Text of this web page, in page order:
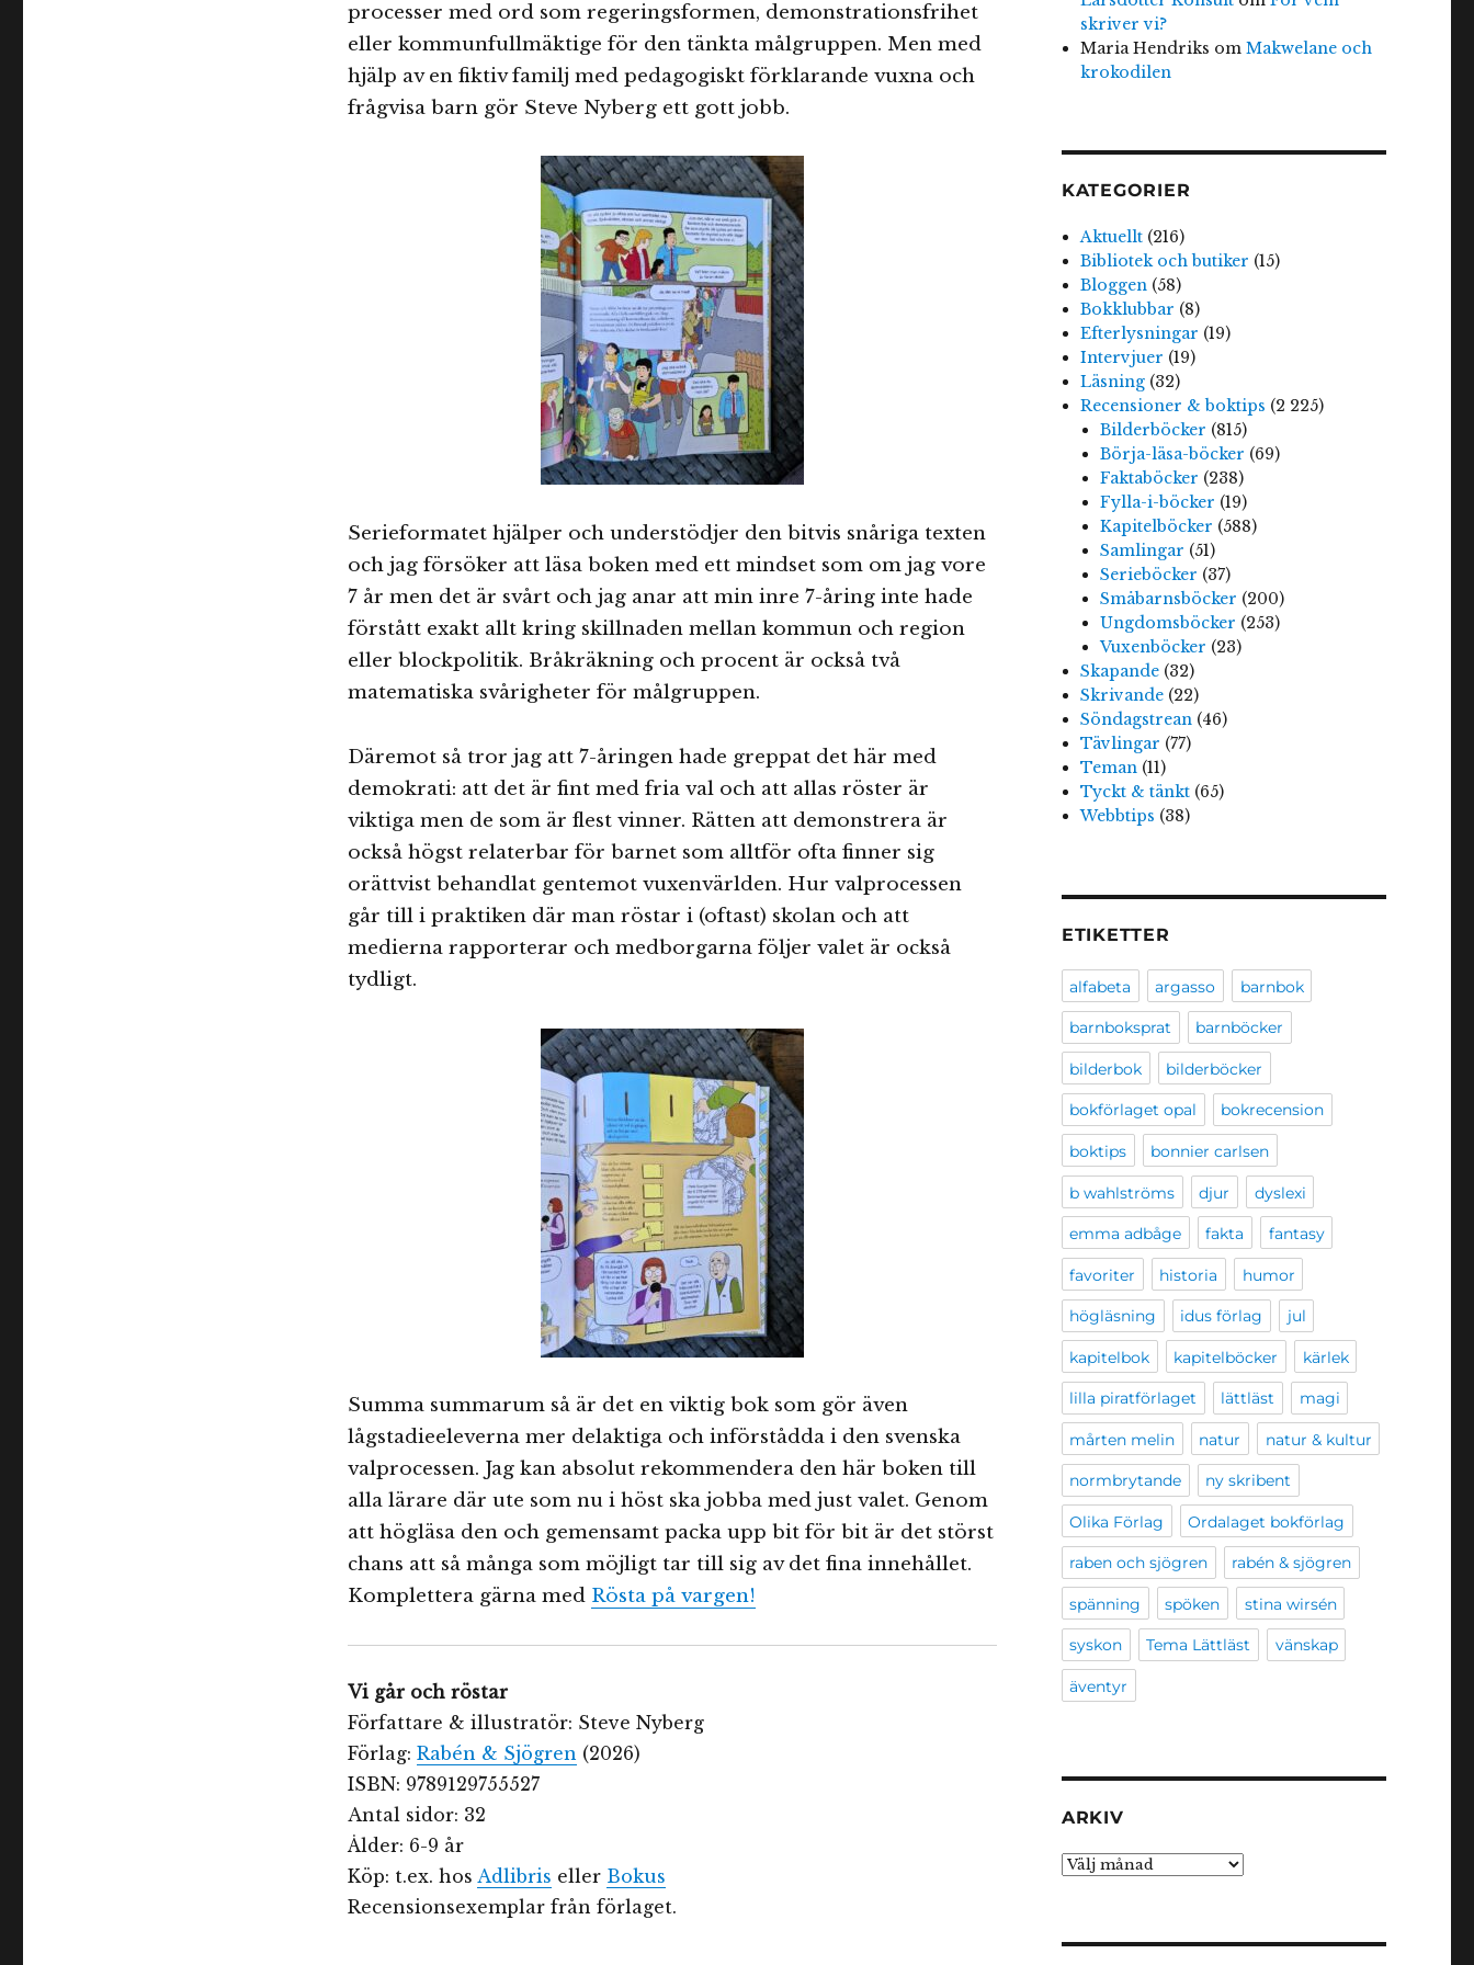
processer med ord som regeringsformen, demonstrationsfrihet
eller kommunfullmäktige för den tänkta målgruppen. Men med
hjälp av en fiktiv familj med pedagogiskt förklarande vuxna och
frågvisa barn gör Steve Nyberg ett gott jobb.
Serieformatet hjälper och understödjer den bitvis snåriga texten
och jag försöker att läsa boken med ett mindset som om jag vore
7 år men det är svårt och jag anar att min inre 7-åring inte hade
förstått exakt allt kring skillnaden mellan kommun och region
eller blockpolitik. Bråkräkning och procent är också två
matematiska svårigheter för målgruppen.
Däremot så tror jag att 7-åringen hade greppat det här med
demokrati: att det är fint med fria val och att allas röster är
viktiga men de som är flest vinner. Rätten att demonstrera är
också högst relaterbar för barnet som alltför ofta finner sig
orättvist behandlat gentemot vuxenvärlden. Hur valprocessen
går till i praktiken där man röstar i (oftast) skolan och att
medierna rapporterar och medborgarna följer valet är också
tydligt.
Summa summarum så är det en viktig bok som gör även
lågstadieeleverna mer delaktiga och införstådda i den svenska
valprocessen. Jag kan absolut rekommendera den här boken till
alla lärare där ute som nu i höst ska jobba med just valet. Genom
att högläsa den och gemensamt packa upp bit för bit är det störst
chans att så många som möjligt tar till sig av det fina innehållet.
Komplettera gärna med Rösta på vargen!
Vi går och röstar
Författare & illustratör: Steve Nyberg
Förlag: Rabén & Sjögren (2026)
ISBN: 9789129755527
Antal sidor: 32
Ålder: 6-9 år
Köp: t.ex. hos Adlibris eller Bokus
Recensionsexemplar från förlaget.
skriver vi?
Maria Hendriks omMakwelane och
krokodilen
KATEGORIER
Aktuellt (216)
Bibliotek och butiker (15)
Bloggen (58)
Bokklubbar (8)
Efterlysningar (19)
Intervjuer (19)
Läsning (32)
Recensioner & boktips (2 225)
Bilderböcker (815)
Börja-läsa-böcker (69)
Faktaböcker (238)
Fylla-i-böcker (19)
Kapitelböcker (588)
Samlingar (51)
Serieböcker (37)
Småbarnsböcker (200)
Ungdomsböcker (253)
Vuxenböcker (23)
Skapande (32)
Skrivande (22)
Söndagstrean (46)
Tävlingar (77)
Teman (11)
Tyckt & tänkt (65)
Webbtips (38)
ETIKETTER
alfabeta argasso barnbok
barnboksprat barnböcker
bilderbok bilderböcker
bokförlaget opal bokrecension
boktips bonnier carlsen
b wahlströms djur dyslexi
emma adbåge fakta fantasy
favoriter historia humor
högläsning idus förlag jul
kapitelbok kapitelböcker kärlek
lilla piratförlaget lättläst magi
mårten melin natur natur & kultur
normbrytande ny skribent
Olika Förlag Ordalaget bokförlag
raben och sjögren rabén & sjögren
spänning spöken stina wirsén
syskon Tema Lättläst vänskap
äventyr
ARKIV
Arkiv